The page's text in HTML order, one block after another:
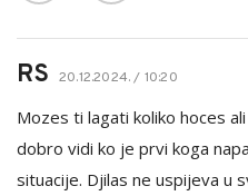
RS 20.12.2024. / 10:20
Mozes ti lagati koliko hoces
dobro vidi ko je prvi koga
situacije. Djilas ne uspijeva u